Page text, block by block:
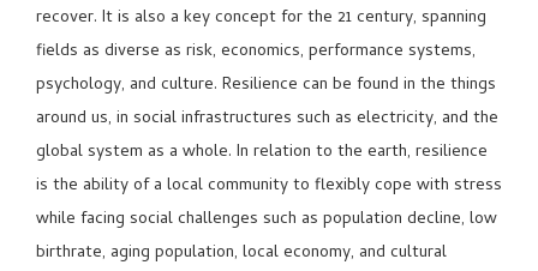
recover. It is also a key concept for the 21 century, spanning
fields as diverse as risk, economics, performance systems,
psychology, and culture. Resilience can be found in the things
around us, in social infrastructures such as electricity, and the
global system as a whole. In relation to the earth, resilience
is the ability of a local community to flexibly cope with stress
while facing social challenges such as population decline, low
birthrate, aging population, local economy, and cultural